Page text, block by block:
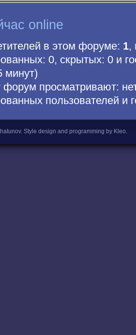
online
в этом форуме: 1,
0, скрытых: 0 и
минут)
форум просматривают:
пользователей и
Style design and programming by Kleo.